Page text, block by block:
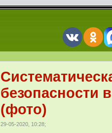
безопасности
(фото)
29-05-2020, 10:28;